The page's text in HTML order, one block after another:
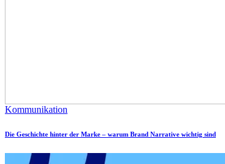
Kommunikation
Die Geschichte hinter der Marke – warum Brand Narrative wichtig sind